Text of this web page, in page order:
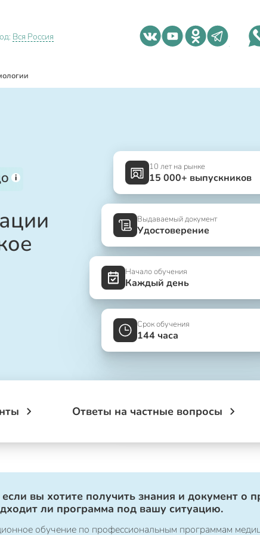
Вся Россия
i
10 лет на рынке
15 000+ выпускников
Выдаваемый документ
Удостоверение
Начало обучения
Каждый день
Срок обучения
144 часа
Ответы на частные вопросы
вы хотите получить знания и документ о
ли программа под вашу ситуацию.
обучение по профессиональным программам